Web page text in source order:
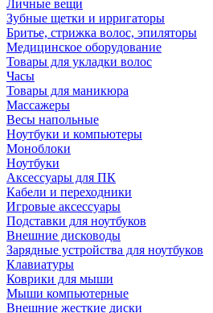
Личные вещи
Зубные щетки и ирригаторы
Бритье, стрижка волос, эпиляторы
Медицинское оборудование
Товары для укладки волос
Часы
Товары для маникюра
Массажеры
Весы напольные
Ноутбуки и компьютеры
Моноблоки
Ноутбуки
Аксессуары для ПК
Кабели и переходники
Игровые аксессуары
Подставки для ноутбуков
Внешние дисководы
Зарядные устройства для ноутбуков
Клавиатуры
Коврики для мыши
Мыши компьютерные
Внешние жесткие диски